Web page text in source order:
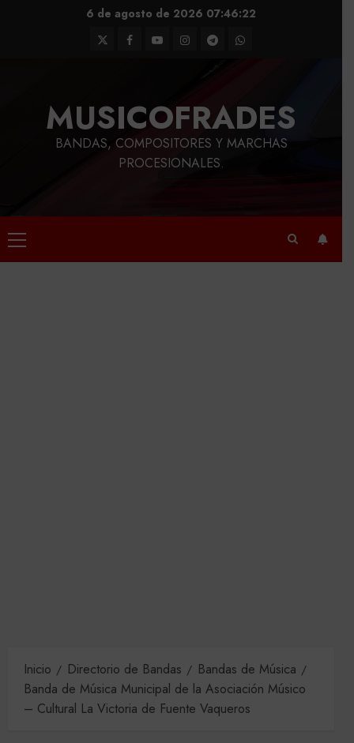
6 de agosto de 2026 07:46:23
TwitterFacebook
YoutubeInstagram
TelegramWhatsApp
MUSICOFRADES
BANDAS, COMPOSITORES Y MARCHAS
PROCESIONALES.
Menú
principal
Inicio Directorio de Bandas
Bandas de Música
Banda de Música Municipal de la Asociación Músico
– Cultural La Victoria de Fuente Vaqueros